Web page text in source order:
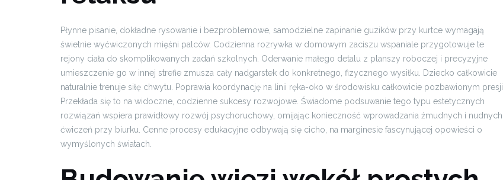
Płynne pisanie, dokładne rysowanie i bezproblemowe, samodzielne zapinanie guzików przy kurtce wymagają
świetnie wyćwiczonych mięśni palców. Codzienna rozrywka w domowym zaciszu wspaniale przygotowuje te
rejony ciała do skomplikowanych zadań szkolnych. Oderwanie małego detalu z planszy roboczej i precyzyjne
umieszczenie go w innej strefie zmusza cały nadgarstek do konkretnego, fizycznego wysiłku. Dziecko całkowicie
naturalnie trenuje siłę chwytu. Poprawia koordynację na linii ręka-oko w środowisku całkowicie pozbawionym presji.
Przekłada się to na widoczne, codzienne sukcesy rozwojowe. Świadome podsuwanie tego typu estetycznych
rozwiązań wspiera prawidłowy rozwój psychoruchowy, omijając konieczność wprowadzania żmudnych i nudnych
ćwiczeń przy biurku. Cenne procesy edukacyjne odbywają się cicho, na marginesie fascynującej opowieści o
wymyślonych światach.